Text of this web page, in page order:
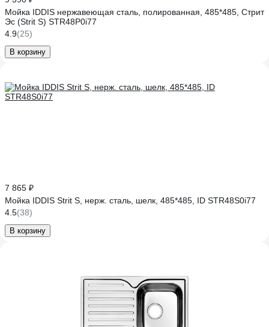
Мойка IDDIS нержавеющая сталь, полированная, 485*485, Стрит
Эс (Strit S) STR48P0i77
4.9(25)
В корзину
7 865 ₽
Мойка IDDIS Strit S, нерж. сталь, шелк, 485*485, ID STR48S0i77
4.5(38)
В корзину